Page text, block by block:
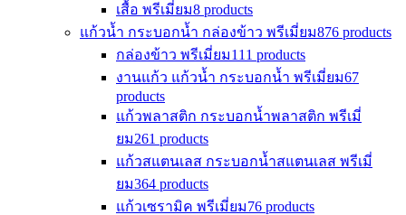
เสื้อ พรีเมี่ยม8 products
แก้วน้ำ กระบอกน้ำ กล่องข้าว พรีเมี่ยม876 products
กล่องข้าว พรีเมี่ยม111 products
งานแก้ว แก้วน้ำ กระบอกน้ำ พรีเมี่ยม67
products
แก้วพลาสติก กระบอกน้ำพลาสติก พรีเมี่
ยม261 products
แก้วสแตนเลส กระบอกน้ำสแตนเลส พรีเมี่
ยม364 products
แก้วเซรามิค พรีเมี่ยม76 products